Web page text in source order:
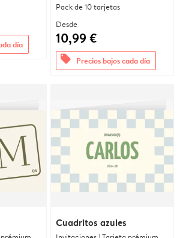
día
Pack de 10 tarjetas
Desde
10,99 €
offers Precios bajos cada día
Cuadritos azules